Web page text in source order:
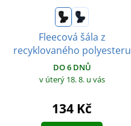
Fleecová šála z
recyklovaného polyesteru
DO 6 DNŮ
v úterý 18. 8. u vás
134 Kč